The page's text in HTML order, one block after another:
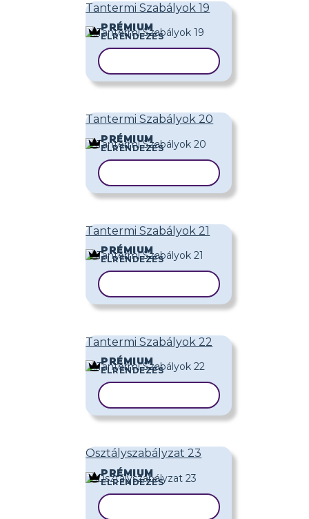
Tantermi Szabályok 19
PRÉMIUM
ELRENDEZÉS
Tantermi Szabályok 20
PRÉMIUM
ELRENDEZÉS
Tantermi Szabályok 21
PRÉMIUM
ELRENDEZÉS
Tantermi Szabályok 22
PRÉMIUM
ELRENDEZÉS
Osztályszabályzat 23
PRÉMIUM
ELRENDEZÉS